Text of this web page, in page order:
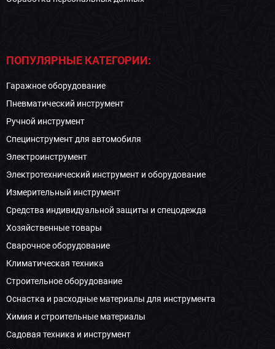
ПОПУЛЯРНЫЕ КАТЕГОРИИ:
Гаражное оборудование
Пневматический инструмент
Ручной инструмент
Специнструмент для автомобиля
Электроинструмент
Электротехнический инструмент и оборудование
Измерительный инструмент
Средства индивидуальной защиты и спецодежда
Хозяйственные товары
Сварочное оборудование
Климатическая техника
Строительное оборудование
Оснастка и расходные материалы для инструмента
Химия и строительные материалы
Садовая техника и инструмент